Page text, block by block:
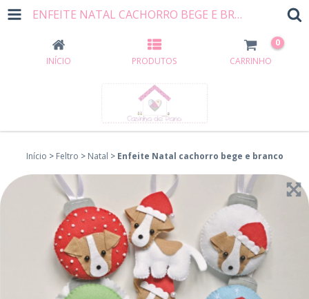
ENFEITE NATAL CACHORRO BEGE E BRANCO
INÍCIO PRODUTOS CARRINHO
0
Início > Feltro > Natal > Enfeite Natal cachorro bege e branco